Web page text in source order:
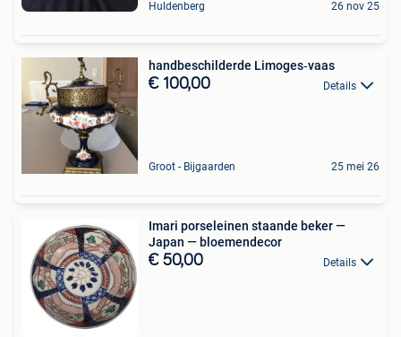
Huldenberg 26 nov 25
handbeschilderde Limoges‑vaas
€ 100,00 Details
Groot - Bijgaarden 25 mei 26
Imari porseleinen staande beker —
Japan — bloemendecor
€ 50,00 Details